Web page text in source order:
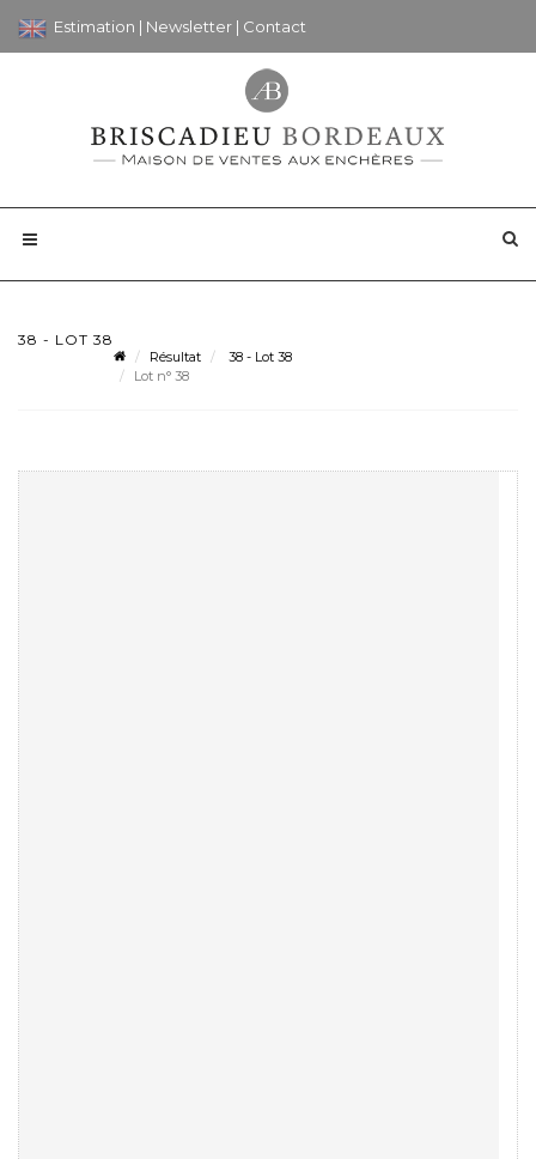
Estimation | Newsletter | Contact
38 - LOT 38
Résultat
38 - Lot 38
Lot n° 38